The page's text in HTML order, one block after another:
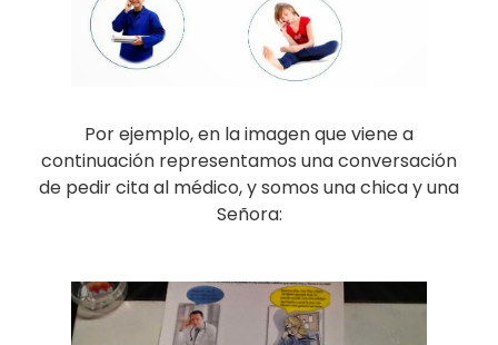
Por ejemplo, en la imagen que viene a
continuación representamos una conversación
de pedir cita al médico, y somos una chica y una
Señora: